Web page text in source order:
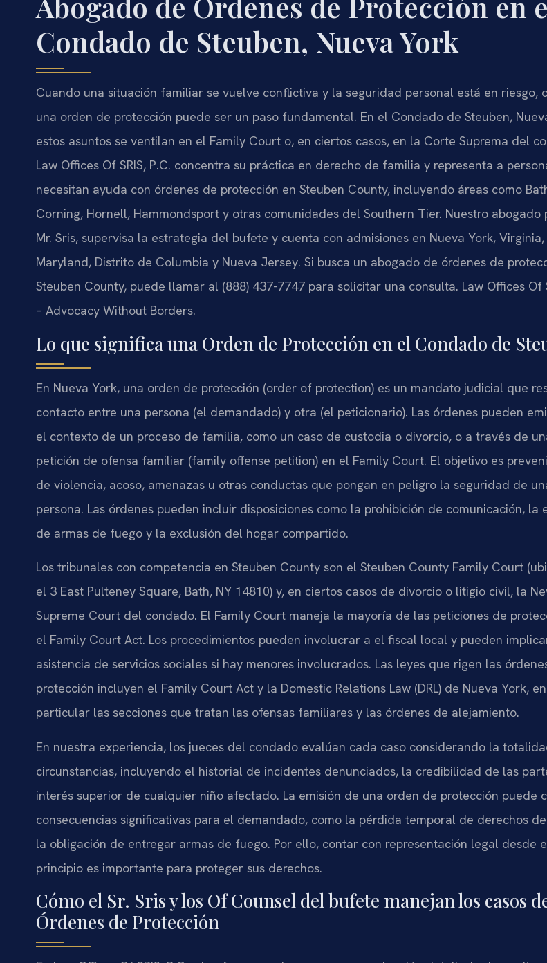
Condado de Steuben, Nueva York
Cuando una situación familiar se vuelve conflictiva y la seguridad personal está en riesgo,
una orden de protección puede ser un paso fundamental. En el Condado de Steuben,
estos asuntos se ventilan en el Family Court o, en ciertos casos, en la Corte Suprema del
Law Offices Of SRIS, P.C. concentra su práctica en derecho de familia y representa a
necesitan ayuda con órdenes de protección en Steuben County, incluyendo áreas como
Corning, Hornell, Hammondsport y otras comunidades del Southern Tier. Nuestro abogado
Mr. Sris, supervisa la estrategia del bufete y cuenta con admisiones en Nueva York, Virginia,
Maryland, Distrito de Columbia y Nueva Jersey. Si busca un abogado de órdenes de
Steuben County, puede llamar al (888) 437-7747 para solicitar una consulta. Law Offices Of
– Advocacy Without Borders.
Lo que significa una Orden de Protección en el Condado de
En Nueva York, una orden de protección (order of protection) es un mandato judicial que
contacto entre una persona (el demandado) y otra (el peticionario). Las órdenes pueden
el contexto de un proceso de familia, como un caso de custodia o divorcio, o a través de
petición de ofensa familiar (family offense petition) en el Family Court. El objetivo es
de violencia, acoso, amenazas u otras conductas que pongan en peligro la seguridad de
persona. Las órdenes pueden incluir disposiciones como la prohibición de comunicación, la
de armas de fuego y la exclusión del hogar compartido.
Los tribunales con competencia en Steuben County son el Steuben County Family Court
el 3 East Pulteney Square, Bath, NY 14810) y, en ciertos casos de divorcio o litigio civil, la
Supreme Court del condado. El Family Court maneja la mayoría de las peticiones de
el Family Court Act. Los procedimientos pueden involucrar a el fiscal local y pueden
asistencia de servicios sociales si hay menores involucrados. Las leyes que rigen las
protección incluyen el Family Court Act y la Domestic Relations Law (DRL) de Nueva York, en
particular las secciones que tratan las ofensas familiares y las órdenes de alejamiento.
En nuestra experiencia, los jueces del condado evalúan cada caso considerando la
circunstancias, incluyendo el historial de incidentes denunciados, la credibilidad de las
interés superior de cualquier niño afectado. La emisión de una orden de protección puede
consecuencias significativas para el demandado, como la pérdida temporal de derechos
la obligación de entregar armas de fuego. Por ello, contar con representación legal desde
principio es importante para proteger sus derechos.
Cómo el Sr. Sris y los Of Counsel del bufete manejan los casos
Órdenes de Protección